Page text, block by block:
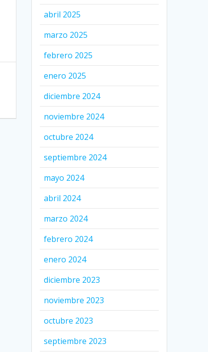
abril 2025
marzo 2025
febrero 2025
enero 2025
diciembre 2024
noviembre 2024
octubre 2024
septiembre 2024
mayo 2024
abril 2024
marzo 2024
febrero 2024
enero 2024
diciembre 2023
noviembre 2023
octubre 2023
septiembre 2023